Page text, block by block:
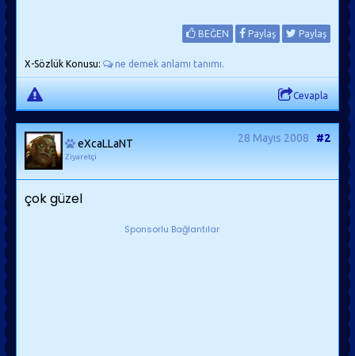
BEĞEN Paylaş Paylaş
X-Sözlük Konusu: ne demek anlamı tanımı.
Cevapla
eXcaLLaNT
Ziyaretçi
28 Mayıs 2008 #2
çok güzel
Sponsorlu Bağlantılar